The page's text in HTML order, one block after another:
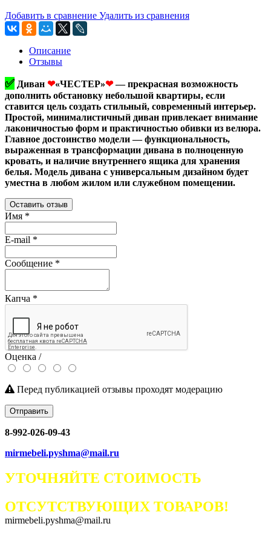
Добавить в сравнение Удалить из сравнения
Описание
Отзывы
✅Диван ❤«ЧЕСТЕР»❤— прекрасная возможность
дополнить обстановку небольшой квартиры, если
ставится цель создать стильный, современный интерьер.
Простой, минималистичный диван привлекает внимание
лаконичностью форм и практичностью обивки из велюра.
Главное достоинство модели — функциональность,
выраженная в трансформации дивана в полноценную
кровать, и наличие внутреннего ящика для хранения
белья. Модель дивана с универсальным дизайном будет
уместна в любом жилом или служебном помещении.
Оставить отзыв
Имя *
E-mail *
Сообщение *
Капча *
Оценка /
Перед публикацией отзывы проходят модерацию
Отправить
8-992-026-09-43
mirmebeli.pyshma@mail.ru
УТОЧНЯЙТЕ СТОИМОСТЬ
ОТСУТСТВУЮЩИХ ТОВАРОВ!
mirmebeli.pyshma@mail.ru